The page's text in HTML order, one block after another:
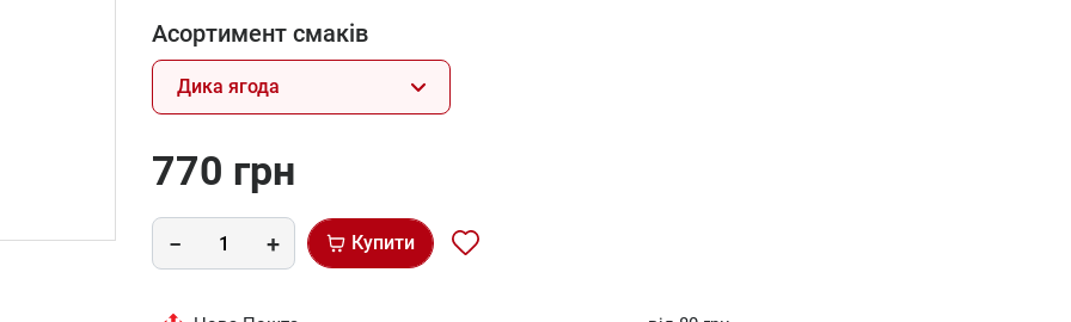
Асортимент смаків
Дика ягода
770 грн
Купити